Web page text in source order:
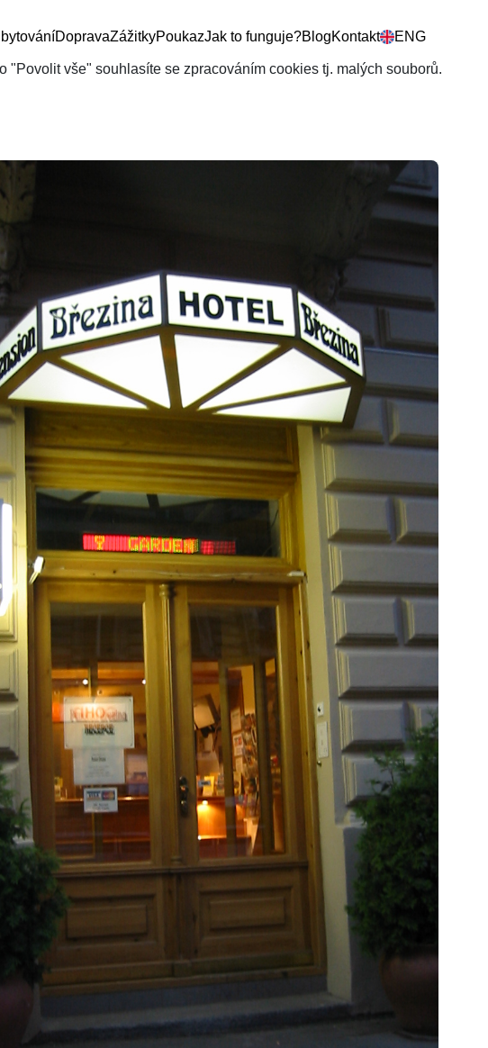
DopravaZážitkyPoukazJak to funguje?BlogKontakt ENG
vše" souhlasíte se zpracováním cookies tj. malých souborů.